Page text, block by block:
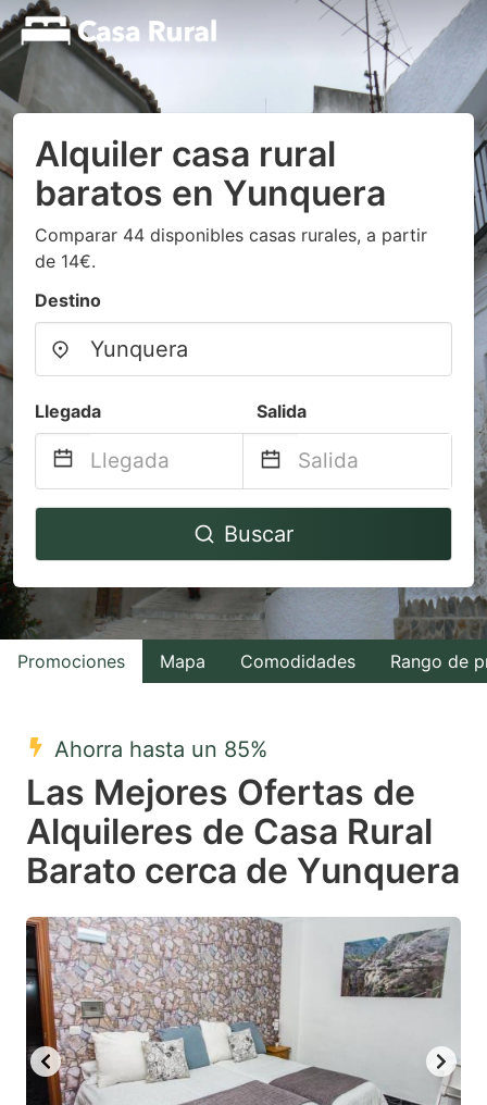
Alquiler casa rural
baratos en Yunquera
Comparar 44 disponibles casas rurales, a partir
de 14€.
Destino
Llegada Salida
Navigate
to
interact
with
the
select
a
date.
Press
question
mark
key
to
get
the
Navigate
to
interact
with
the
a
date.
Press
mark
get
the
Buscar
Promociones Mapa Comodidades Rango de
Ahorra hasta un 85%
Las Mejores Ofertas de
Alquileres de Casa Rural
Barato cerca de Yunquera